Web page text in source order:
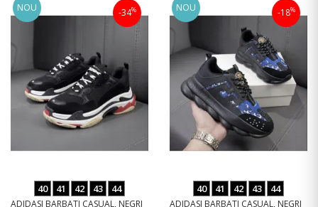
-34%
NOU
40 41 42 43 44
ADIDASI BARBATI CASUAL, NEGRI
-18%
NOU
40 41 42 43 44
ADIDASI BARBATI CASUAL, NEGRI